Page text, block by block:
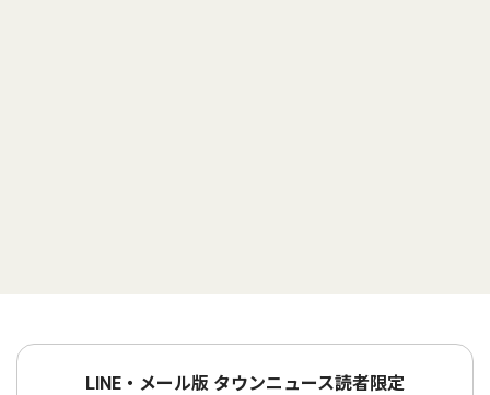
LINE・メール版 タウンニュース読者限定